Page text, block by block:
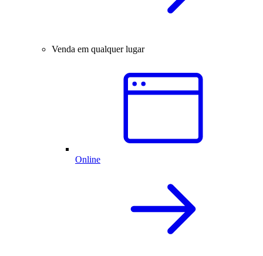
Venda em qualquer lugar
Online